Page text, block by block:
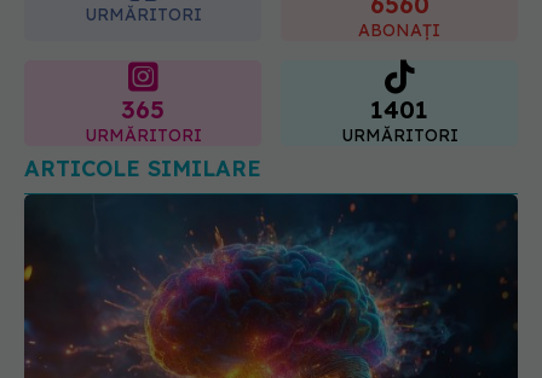
365 1401
URMĂRITORI
ARTICOLE SIMILARE